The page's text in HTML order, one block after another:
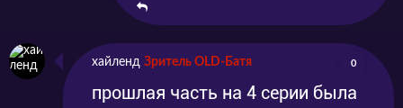
хайленд Зритель OLD-Батя 0
прошлая часть на 4 серии была